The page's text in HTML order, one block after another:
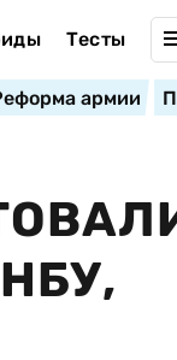
Тесты
армии